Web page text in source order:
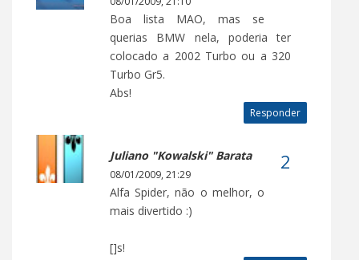
Boa lista MAO, mas se
querias BMW nela, poderia ter
colocado a 2002 Turbo ou a 320
Turbo Gr5.
Abs!
Responder
Juliano "Kowalski" Barata
08/01/2009, 21:29
Alfa Spider, não o melhor, o
mais divertido :)
[]s!